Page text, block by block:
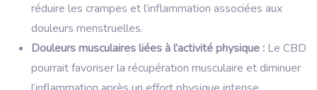
réduire les crampes et l’inflammation associées aux
douleurs menstruelles.
Douleurs musculaires liées à l’activité physique : Le CBD
pourrait favoriser la récupération musculaire et diminuer